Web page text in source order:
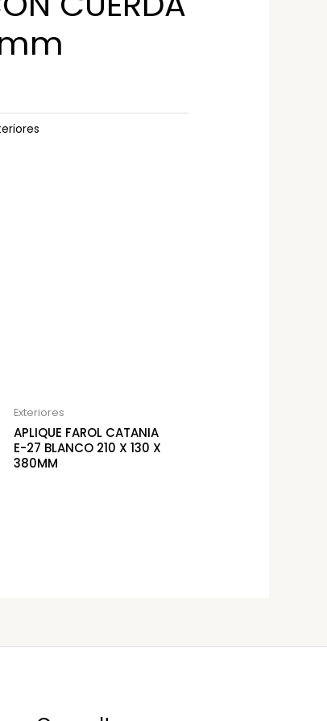
Exteriores
APLIQUE FAROL CATANIA
E-27 BLANCO 210 X 130 X
380MM